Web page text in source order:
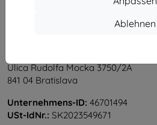
Ablehnen
Ulica Rudolfa Mocka 3750/2A
841 04 Bratislava
Unternehmens-ID: 46701494
USt-IdNr.: SK2023549671